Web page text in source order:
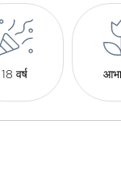
18 वर्ष